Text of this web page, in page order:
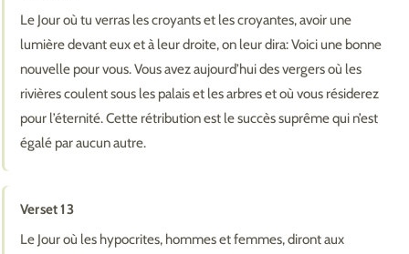
Le Jour où tu verras les croyants et les croyantes, avoir une
lumière devant eux et à leur droite, on leur dira: Voici une bonne
nouvelle pour vous. Vous avez aujourd’hui des vergers où les
rivières coulent sous les palais et les arbres et où vous résiderez
pour l’éternité. Cette rétribution est le succès suprême qui n’est
égalé par aucun autre.
Verset 13
Le Jour où les hypocrites, hommes et femmes, diront aux